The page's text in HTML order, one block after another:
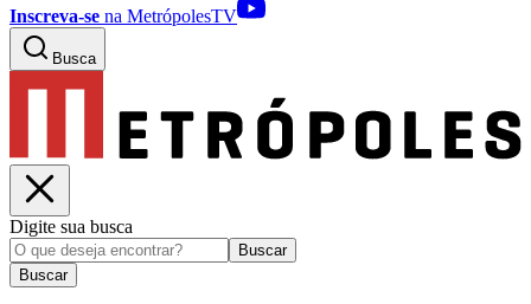
Inscreva-se na MetrópolesTV
Busca
Digite sua busca
Buscar
Buscar